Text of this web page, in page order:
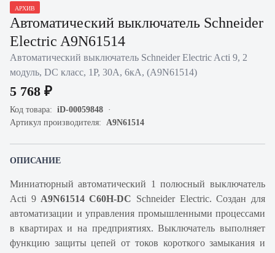
АРХИВ
Автоматический выключатель Schneider
Electric A9N61514
Автоматический выключатель Schneider Electric Acti 9, 2
модуль, DC класс, 1P, 30А, 6кА, (A9N61514)
5 768 ₽
Код товара: iD-00059848
Артикул производителя: A9N61514
ОПИСАНИЕ
Миниатюрный автоматический 1 полюсный выключатель
Acti 9 A9N61514 C60H-DC Schneider Electric. Создан для
автоматизации и управления промышленными процессами
в квартирах и на предприятиях. Выключатель выполняет
функцию защиты цепей от токов короткого замыкания и